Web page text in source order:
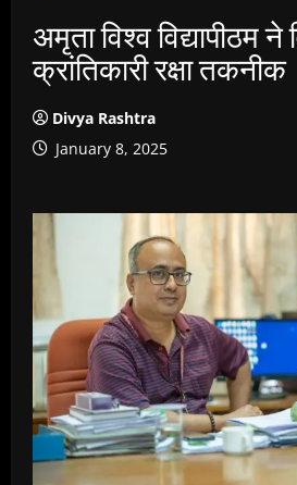
अमृता विश्व विद्यापीठम
क्रांतिकारी रक्षा तकनीक
Divya Rashtra
January 8, 2025